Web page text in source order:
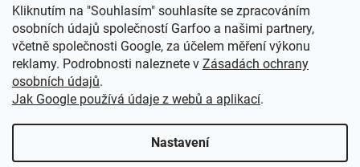
Kliknutím na "Souhlasím" souhlasíte se zpracováním
osobních údajů společností Garfoo a našimi partnery,
včetně společnosti Google, za účelem měření výkonu
reklamy. Podrobnosti naleznete v Zásadách ochrany
osobních údajů.
Jak Google používá údaje z webů a aplikací.
Nastavení